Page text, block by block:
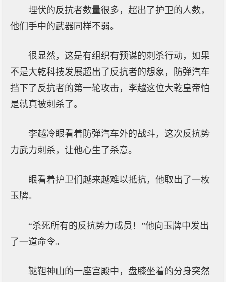
埋伏的反抗者数量很多，超出了护卫的人数，
他们手中的武器同样不弱。
很显然，这是有组织有预谋的刺杀行动，如果
不是大乾科技发展超出了反抗者的想象，防弹汽车
挡下了反抗者的第一轮攻击，李越这位大乾皇帝怕
是就真被刺杀了。
李越冷眼看着防弹汽车外的战斗，这次反抗势
力武力刺杀，让他心生了杀意。
眼看着护卫们越来越难以抵抗，他取出了一枚
玉牌。
“杀死所有的反抗势力成员！”他向玉牌中发出
了一道命令。
鞑靼神山的一座宫殿中，盘膝坐着的分身突然